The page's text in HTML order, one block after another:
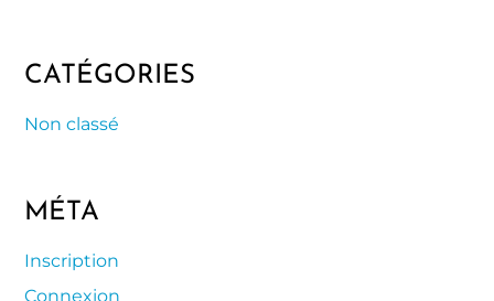
CATÉGORIES
Non classé
MÉTA
Inscription
Connexion